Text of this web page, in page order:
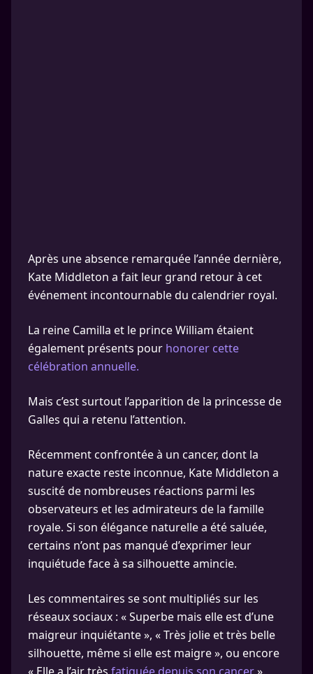
Après une absence remarquée l’année dernière,
Kate Middleton a fait leur grand retour à cet
événement incontournable du calendrier royal.
La reine Camilla et le prince William étaient
également présents pour honorer cette
célébration annuelle.
Mais c’est surtout l’apparition de la princesse de
Galles qui a retenu l’attention.
Récemment confrontée à un cancer, dont la
nature exacte reste inconnue, Kate Middleton a
suscité de nombreuses réactions parmi les
observateurs et les admirateurs de la famille
royale. Si son élégance naturelle a été saluée,
certains n’ont pas manqué d’exprimer leur
inquiétude face à sa silhouette amincie.
Les commentaires se sont multipliés sur les
réseaux sociaux : « Superbe mais elle est d’une
maigreur inquiétante », « Très jolie et très belle
silhouette, même si elle est maigre », ou encore